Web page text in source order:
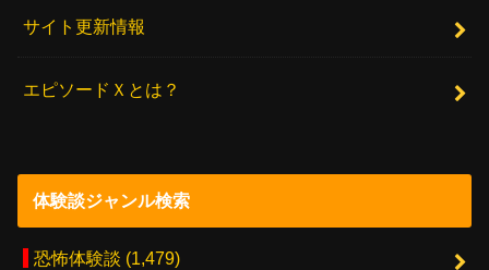
サイト更新情報
エピソードＸとは？
体験談ジャンル検索
恐怖体験談 (1,479)